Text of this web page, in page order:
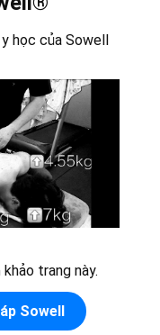
học của Sowell
trang này.
Sowell